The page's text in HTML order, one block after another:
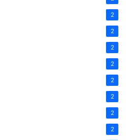
2
2
2
2
2
2
2
2